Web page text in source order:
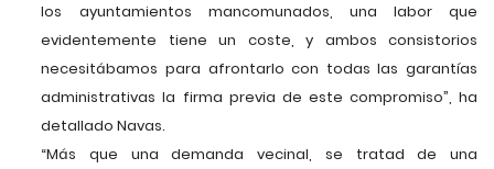
los ayuntamientos mancomunados, una labor que
evidentemente tiene un coste, y ambos consistorios
necesitábamos para afrontarlo con todas las garantías
administrativas la firma previa de este compromiso”, ha
detallado Navas.
“Más que una demanda vecinal, se tratad de una